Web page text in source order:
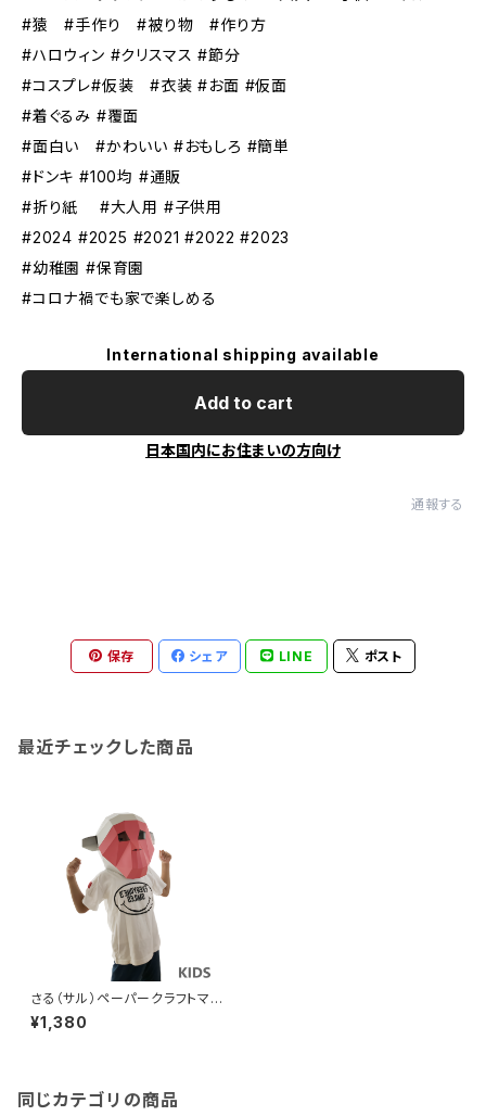
#猿 #手作り #被り物 #作り方
#ハロウィン #クリスマス #節分
#コスプレ#仮装 #衣装 #お面 #仮面
#着ぐるみ #覆面
#面白い #かわいい #おもしろ #簡単
#ドンキ #100均 #通販
#折り紙 #大人用 #子供用
#2024 #2025 #2021 #2022 #2023
#幼稚園 #保育園
#コロナ禍でも家で楽しめる
International shipping available
Add to cart
日本国内にお住まいの方向け
通報する
保存 シェア LINE ポスト
最近チェックした商品
さる（サル）ペーパークラフトマス
ク【子供用】かぶりもの 手作り
人気動物シリーズ かぶれます
¥1,380
同じカテゴリの商品